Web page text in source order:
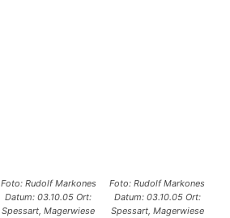
Foto: Rudolf Markones
Datum: 03.10.05 Ort:
Spessart, Magerwiese
Foto: Rudolf Markones
Datum: 03.10.05 Ort:
Spessart, Magerwiese